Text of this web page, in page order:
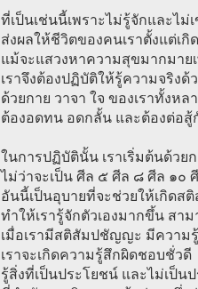
ที่เป็นเช่นนี้เพราะไม่รู้จักและไ
ส่งผลให้ชีวิตของคนเราตั้งแต่เกิ
แม้จะแสวงหาความสุขมากมาย
เราจึงต้องปฏิบัติให้รู้ความจริงด้ว
ด้วยกาย วาจา ใจ ของเราทั้งหล
ต้องอดทน อดกลั้น และต้องต่อสู้
ในการปฏิบัตินั้น เราเริ่มต้นด้วย
ไม่ว่าจะเป็น ศีล ๕ ศีล ๘ ศีล ๑๐
อันนี้เป็นอุบายที่จะช่วยให้เกิด
ทำให้เรารู้จักตัวเองมากขึ้น สา
เมื่อเรามีสติสัมปชัญญะ มีความ
เราจะเกิดความรู้สึกผิดชอบชั่วดี
รู้สิ่งที่เป็นประโยชน์ และไม่เป็น